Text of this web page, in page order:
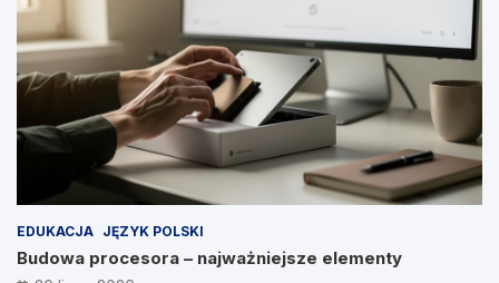
EDUKACJA JĘZYK POLSKI
Budowa procesora – najważniejsze elementy